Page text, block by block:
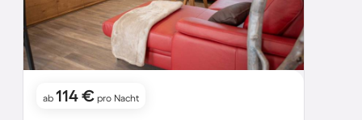
ab 114 € pro Nacht